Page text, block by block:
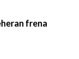
frena